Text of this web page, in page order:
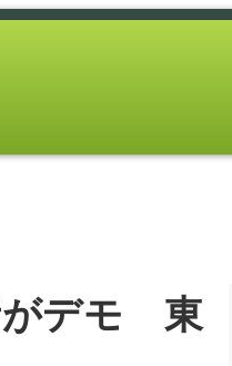
がデモ 東